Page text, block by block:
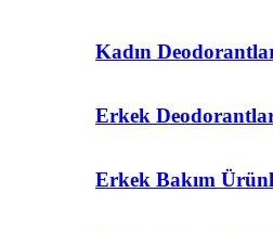
Kadın
Erkek
Erkek Bakım